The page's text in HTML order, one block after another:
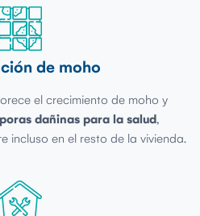
de moho
el crecimiento de moho y
dañinas para la salud,
incluso en el resto de la vivienda.